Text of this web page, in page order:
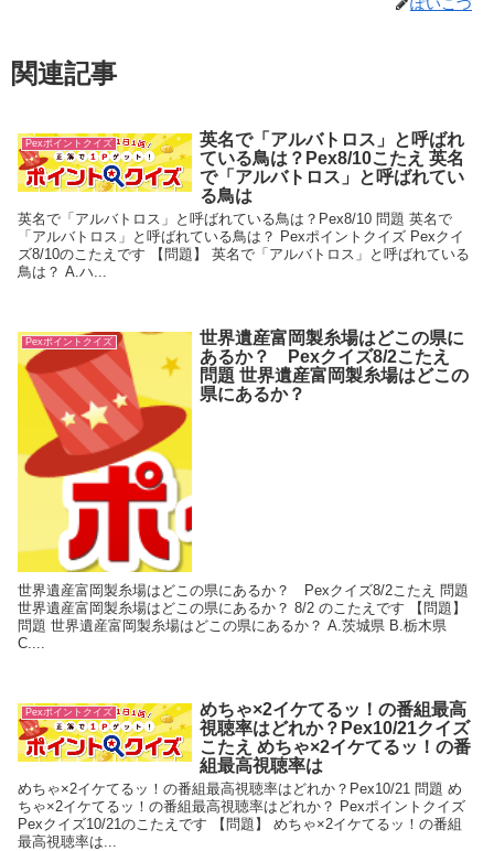
関連記事
Pexポイントクイズ
英名で「アルバトロス」と呼ばれ
ている鳥は？Pex8/10こたえ 英名
で「アルバトロス」と呼ばれてい
る鳥は
英名で「アルバトロス」と呼ばれている鳥は？Pex8/10 問題 英名で
「アルバトロス」と呼ばれている鳥は？ Pexポイントクイズ Pexクイ
ズ8/10のこたえです 【問題】 英名で「アルバトロス」と呼ばれている
鳥は？ A.ハ...
Pexポイントクイズ
世界遺産富岡製糸場はどこの県に
あるか？ Pexクイズ8/2こたえ
問題 世界遺産富岡製糸場はどこの
県にあるか？
世界遺産富岡製糸場はどこの県にあるか？ Pexクイズ8/2こたえ 問題
世界遺産富岡製糸場はどこの県にあるか？ 8/2 のこたえです 【問題】
問題 世界遺産富岡製糸場はどこの県にあるか？ A.茨城県 B.栃木県
C....
Pexポイントクイズ
めちゃ×2イケてるッ！の番組最高
視聴率はどれか？Pex10/21クイズ
こたえ めちゃ×2イケてるッ！の番
組最高視聴率は
めちゃ×2イケてるッ！の番組最高視聴率はどれか？Pex10/21 問題 め
ちゃ×2イケてるッ！の番組最高視聴率はどれか？ Pexポイントクイズ
Pexクイズ10/21のこたえです 【問題】 めちゃ×2イケてるッ！の番組
最高視聴率は...